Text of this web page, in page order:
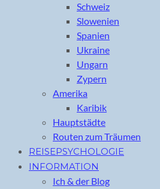
Schweiz
Slowenien
Spanien
Ukraine
Ungarn
Zypern
Amerika
Karibik
Hauptstädte
Routen zum Träumen
REISEPSYCHOLOGIE
INFORMATION
Ich & der Blog